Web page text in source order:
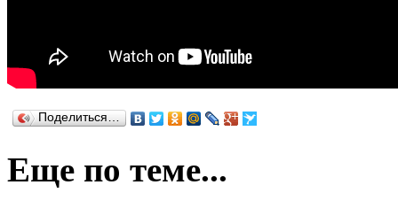
Поделиться…
Еще по теме...